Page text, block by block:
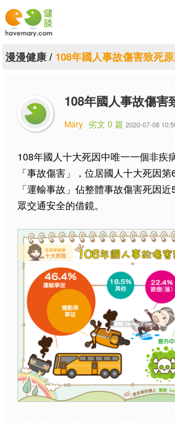
漫漫健康
關於健談
聯絡我們
下載專區
漫漫健康/ 108年國人事故傷害致死
108年國人事故傷害
Mary 劣文 0 篇 2020-07-08
108年國人十大死因中唯一一個非疾
「事故傷害」，位居國人十大死因
「運輸事故」佔整體事故傷害死因
眾交通安全的借鏡。